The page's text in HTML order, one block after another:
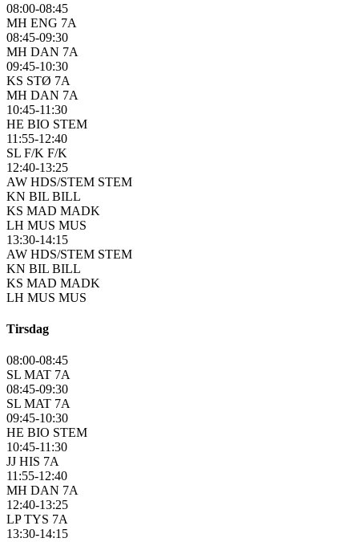
08:00-08:45
MH ENG 7A
08:45-09:30
MH DAN 7A
09:45-10:30
KS STØ 7A
MH DAN 7A
10:45-11:30
HE BIO STEM
11:55-12:40
SL F/K F/K
12:40-13:25
AW HDS/STEM STEM
KN BIL BILL
KS MAD MADK
LH MUS MUS
13:30-14:15
AW HDS/STEM STEM
KN BIL BILL
KS MAD MADK
LH MUS MUS
Tirsdag
08:00-08:45
SL MAT 7A
08:45-09:30
SL MAT 7A
09:45-10:30
HE BIO STEM
10:45-11:30
JJ HIS 7A
11:55-12:40
MH DAN 7A
12:40-13:25
LP TYS 7A
13:30-14:15